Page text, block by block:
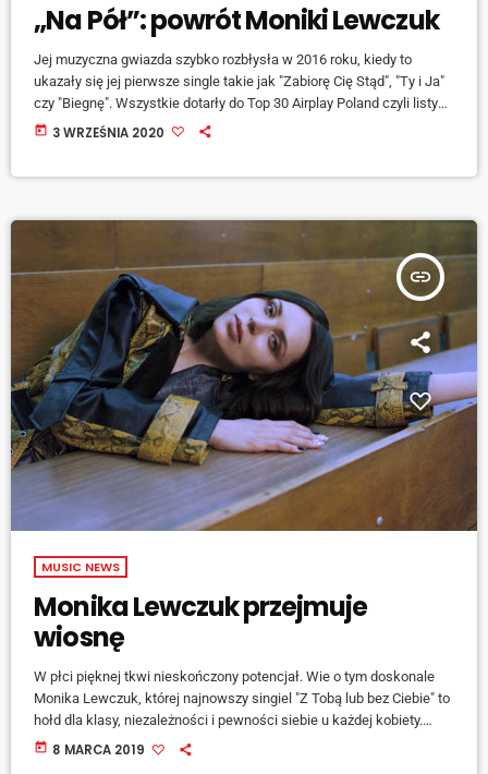
„Na Pół”: powrót Moniki Lewczuk
Jej muzyczna gwiazda szybko rozbłysła w 2016 roku, kiedy to
ukazały się jej pierwsze single takie jak "Zabiorę Cię Stąd", "Ty i Ja"
czy "Biegnę". Wszystkie dotarły do Top 30 Airplay Poland czyli listy
najczęściej granych utworów w polskich radiach i muzycznych
today 3 WRZEŚNIA 2020
insert_link
MUSIC NEWS
Monika Lewczuk przejmuje
wiosnę
W płci pięknej tkwi nieskończony potencjał. Wie o tym doskonale
Monika Lewczuk, której najnowszy singiel "Z Tobą lub bez Ciebie" to
hołd dla klasy, niezależności i pewności siebie u każdej kobiety.
Demi Lovato w "Confident" pytała, co jest złego w byciu pewną
today 8 MARCA 2019